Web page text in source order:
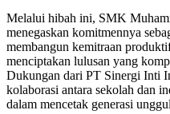
Melalui hibah ini, SMK
menegaskan komitmennya
membangun kemitraan
menciptakan lulusan yang
Dukungan dari PT Sinergi Inti
kolaborasi antara sekolah dan
dalam mencetak generasi